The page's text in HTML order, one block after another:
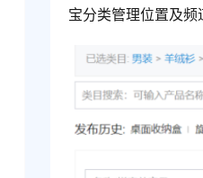
宝分类管理位置及